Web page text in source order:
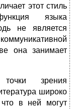
этот стиль
языка
не является
она занимает
зрения
широко
что в ней могут